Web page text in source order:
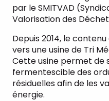
par le SMITVAD
Valorisation des
Depuis 2014, le
vers une usine de Tri
Cette usine permet de
fermentescible des
résiduelles afin de les
énergie.